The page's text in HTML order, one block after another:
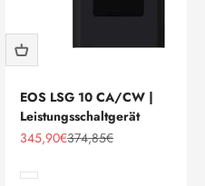
EOS LSG 10 CA/CW |
Leistungsschaltgerät
Angebot
345,90€Regulärer Preis
374,85€
Anthrazit